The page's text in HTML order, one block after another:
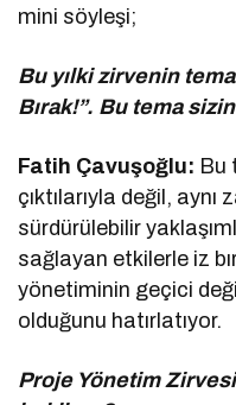
mini söyleşi;
Bu yılki zirvenin
Bırak!”. Bu tema
Fatih Çavuşoğlu: Bu
çıktılarıyla değil,
sürdürülebilir
sağlayan etkilerle iz
yönetiminin geçici
olduğunu hatırlatıyor.
Proje Yönetim Zirvesi